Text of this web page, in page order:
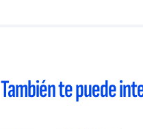
También te puede